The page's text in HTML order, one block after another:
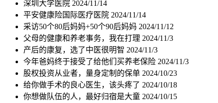
深圳大学医院 2024/11/14
平安健康险国际医疗医院 2024/11/14
采访50个80后妈妈+50个90后妈妈 2024/11/12
父母的健康和养老事务，我在打理 2024/11/3
产后的康复，选了中医很明智 2024/11/3
今年爸妈终于接受了给他们买养老保险 2024/11/3
股权投资从业者，量身定制的保单 2024/10/23
给你做手术的良心医生，该头疼了 2024/10/18
你想做队伍的人，最好归宿是大童 2024/10/15